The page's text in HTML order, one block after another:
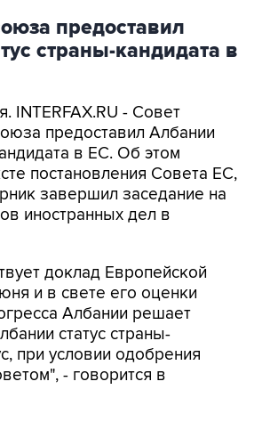
предоставил
страны-кандидата в
INTERFAX.RU - Совет
предоставил Албании
в ЕС. Об этом
постановления Совета ЕС,
завершил заседание на
иностранных дел в
доклад Европейской
и в свете его оценки
Албании решает
статус страны-
при условии одобрения
- говорится в